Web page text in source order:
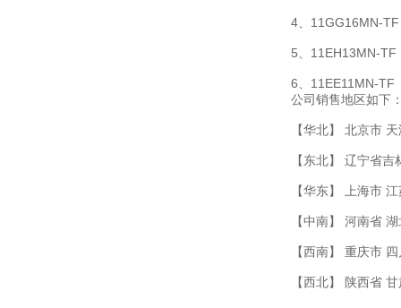
4、11GG16MN-TF
5、11EH13MN-TF
6、11EE11MN-TF
公司销售地区如下
【华北】 北京市
【东北】 辽宁省
【华东】 上海市
【中南】 河南省
【西南】 重庆市
【西北】 陕西省